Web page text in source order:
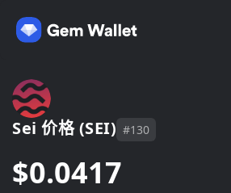
Sei 价格 (SEI) #130
$0.0417